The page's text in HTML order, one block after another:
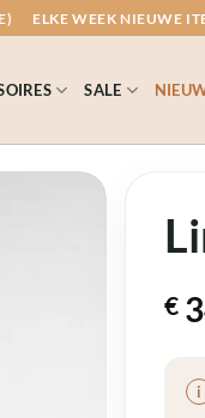
ELKE WEEK NIEUWE
SALE
€
i